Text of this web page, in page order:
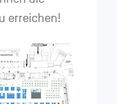
erreichen!